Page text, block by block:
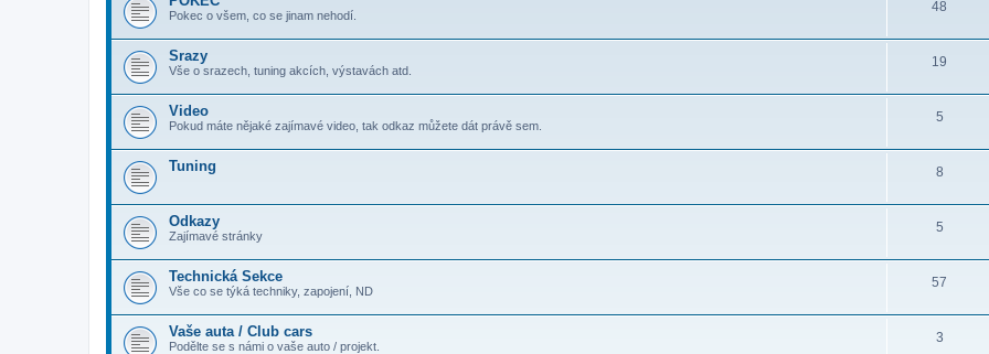
Pokec o všem, co se jinam nehodí.
48
Srazy
Vše o srazech, tuning akcích, výstavách atd.
19
Video
Pokud máte nějaké zajímavé video, tak odkaz můžete dát právě sem.
5
Tuning 8
Odkazy
Zajímavé stránky
5
Technická Sekce
Vše co se týká techniky, zapojení, ND
57
Vaše auta / Club cars
Podělte se s námi o vaše auto / projekt.
3